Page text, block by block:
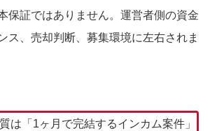
保証ではありません。運営者側の資金
ス、売却判断、募集環境に左右されま
は「1ヶ月で完結するインカム案件」